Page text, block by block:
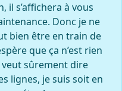
il s’affichera à vous
Donc je ne
bien être en train de
que ça n’est rien
veut sûrement dire
lignes, je suis soit en